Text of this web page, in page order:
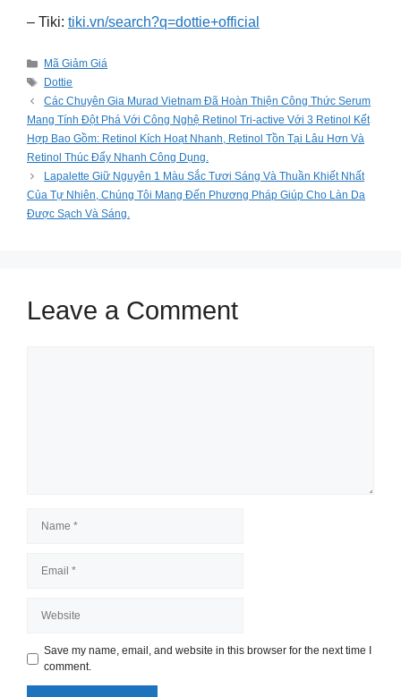
– Tiki: tiki.vn/search?q=dottie+official
Categories
Mã Giảm Giá
Tags
Dottie
Các Chuyên Gia Murad Vietnam Đã Hoàn Thiện Công Thức Serum
Mang Tính Đột Phá Với Công Nghệ Retinol Tri-active Với 3 Retinol Kết
Hợp Bao Gồm: Retinol Kích Hoạt Nhanh, Retinol Tồn Tại Lâu Hơn Và
Retinol Thúc Đẩy Nhanh Công Dụng.
Lapalette Giữ Nguyên 1 Màu Sắc Tươi Sáng Và Thuần Khiết Nhất
Của Tự Nhiên, Chúng Tôi Mang Đến Phương Pháp Giúp Cho Làn Da
Được Sạch Và Sáng.
Leave a Comment
Save my name, email, and website in this browser for the next time I
comment.